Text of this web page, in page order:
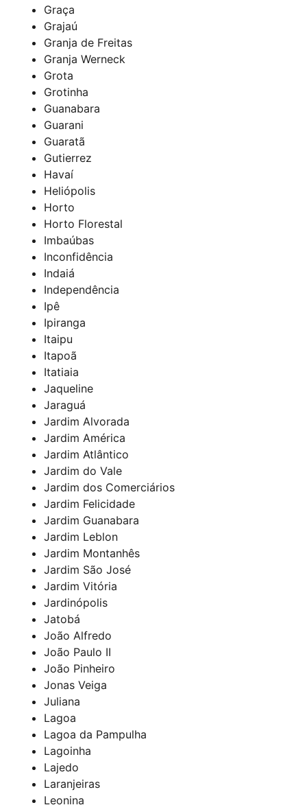
Graça
Grajaú
Granja de Freitas
Granja Werneck
Grota
Grotinha
Guanabara
Guarani
Guaratã
Gutierrez
Havaí
Heliópolis
Horto
Horto Florestal
Imbaúbas
Inconfidência
Indaiá
Independência
Ipê
Ipiranga
Itaipu
Itapoã
Itatiaia
Jaqueline
Jaraguá
Jardim Alvorada
Jardim América
Jardim Atlântico
Jardim do Vale
Jardim dos Comerciários
Jardim Felicidade
Jardim Guanabara
Jardim Leblon
Jardim Montanhês
Jardim São José
Jardim Vitória
Jardinópolis
Jatobá
João Alfredo
João Paulo II
João Pinheiro
Jonas Veiga
Juliana
Lagoa
Lagoa da Pampulha
Lagoinha
Lajedo
Laranjeiras
Leonina